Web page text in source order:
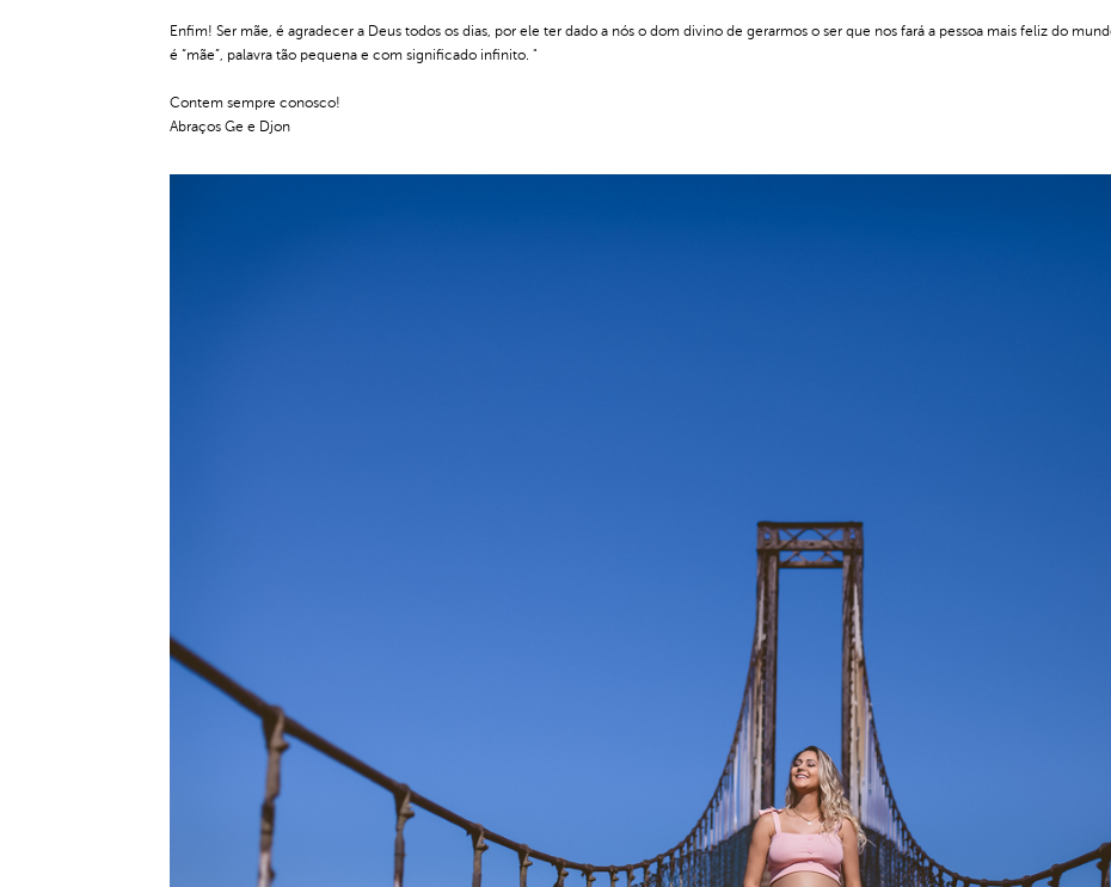
Enfim! Ser mãe, é agradecer a Deus todos os dias, por ele ter dado a nós o dom divino de gerarmos o ser que nos fará a pessoa mais feliz do
é “mãe”, palavra tão pequena e com significado infinito. "
Contem sempre conosco!
Abraços Ge e Djon